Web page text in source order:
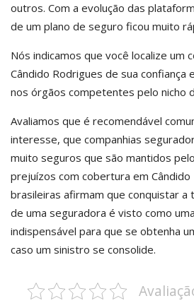
outros. Com a evolução das
de um plano de seguro ficou muito
Nós indicamos que você localize um
Cândido Rodrigues de sua confiança
nos órgãos competentes pelo nicho
Avaliamos que é recomendável
interesse, que companhias
muito seguros que são mantidos
prejuízos com cobertura em Cândido
brasileiras afirmam que conquistar a
de uma seguradora é visto como
indispensável para que se obtenha
caso um sinistro se consolide.